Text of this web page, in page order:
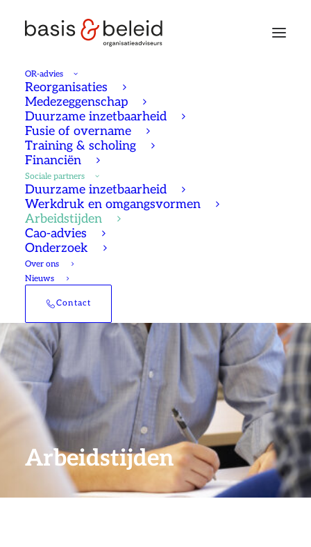
OR-advies
Reorganisaties
Medezeggenschap
Duurzame inzetbaarheid
Fusie of overname
Training & scholing
Financiën
Sociale partners
Duurzame inzetbaarheid
Werkdruk en omgangsvormen
Arbeidstijden
Cao-advies
Onderzoek
Over ons
Nieuws
Contact
Arbeidstijden